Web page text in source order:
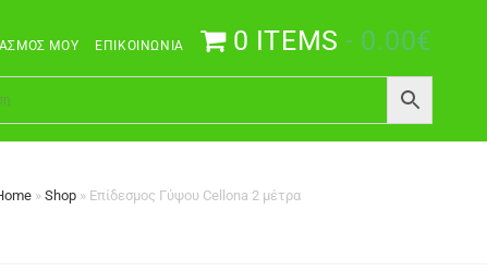
ΜΟΥ ΕΠΙΚΟΙΝΩΝΊΑ 0 ITEMS 0.00€
»Shop » Επίδεσμος Γύψου Cellona 2 μέτρα